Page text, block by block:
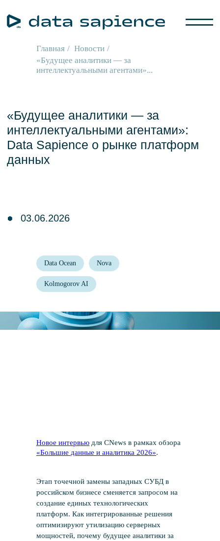
Главная / Новости /
«Будущее аналитики — за
интеллектуальными агентами»...
данных
03.06.2026
Data Ocean Nova
Kolmogorov AI
Новое интервью для CNews в рамках обзора
«Большие данные и аналитика 2026».
Этап точечной замены западных СУБД в
российском бизнесе сменяется запросом на
создание единых технологических
платформ. Как интегрированные решения
оптимизируют утилизацию серверных
мощностей, почему будущее аналитики за